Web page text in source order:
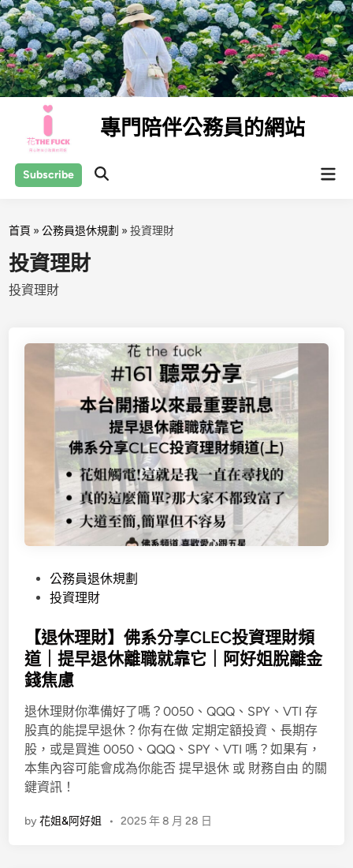
Skip
to
content
專門陪伴公務員的網站
Subscribe
Open
首頁 »公務員退休規劃 »投資理財
投資理財
投資理財
e
d
i
n
公務員退休規劃
投資理財
【退休理財】佛系分享CLEC投資理財頻
道｜提早退休離職就靠它｜阿好姐脫離金
錢焦慮
退休理財你準備好了嗎？0050、QQQ、SPY、VTI 存
股真的能提早退休？你有在做 定期定額投資、長期存
股，或是買進 0050、QQQ、SPY、VTI 嗎？如果有，
本集內容可能會成為你能否 提早退休 或 財務自由 的關
鍵資訊！
by花姐&阿好姐 • 2025 年 8 月 28 日